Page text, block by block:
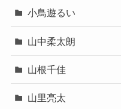
小鳥遊るい
山中柔太朗
山根千佳
山里亮太